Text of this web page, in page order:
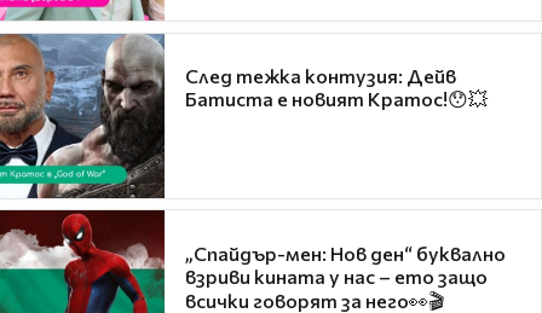
След тежка контузия: Дейв
Батиста е новият Кратос!😯💥
„Спайдър-мен: Нов ден“ буквално
взриви кината у нас – ето защо
всички говорят за него👀🎬